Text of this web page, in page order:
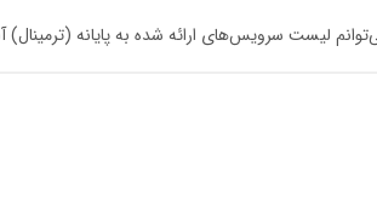
لیست سرویس‌های ارائه شده به پایانه (ترمینال)